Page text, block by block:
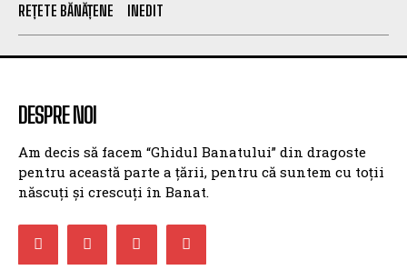
REȚETE BĂNĂȚENE
INEDIT
DESPRE NOI
Am decis să facem “Ghidul Banatului” din dragoste
pentru această parte a țării, pentru că suntem cu toții
născuți și crescuți în Banat.